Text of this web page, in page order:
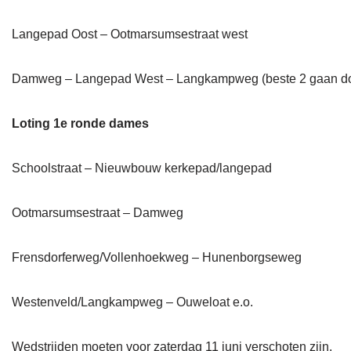
Langepad Oost – Ootmarsumsestraat west
Damweg – Langepad West – Langkampweg (beste 2 gaan
Loting 1e ronde dames
Schoolstraat – Nieuwbouw kerkepad/langepad
Ootmarsumsestraat – Damweg
Frensdorferweg/Vollenhoekweg – Hunenborgseweg
Westenveld/Langkampweg – Ouweloat e.o.
Wedstrijden moeten voor zaterdag 11 juni verschoten zijn.